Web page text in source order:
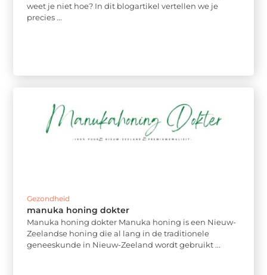
weet je niet hoe? In dit blogartikel vertellen we je
precies ...
Gezondheid
manuka honing dokter
Manuka honing dokter Manuka honing is een Nieuw-
Zeelandse honing die al lang in de traditionele
geneeskunde in Nieuw-Zeeland wordt gebruikt ...